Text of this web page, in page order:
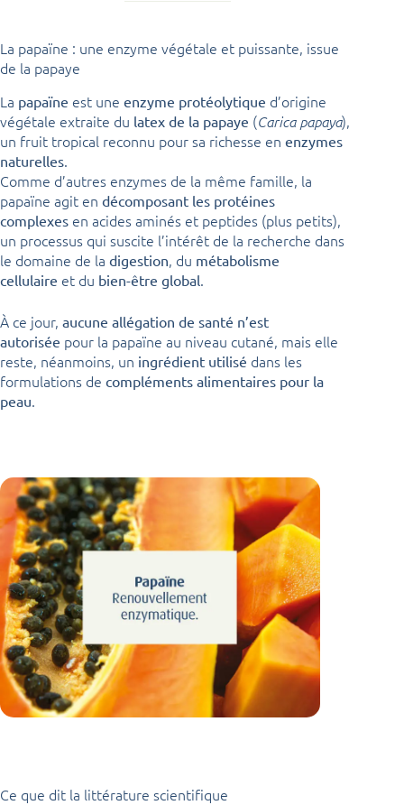
La papaïne : une enzyme végétale et puissante, issue
de la papaye
La papaïne est une enzyme protéolytique d’origine
végétale extraite du latex de la papaye (Carica papaya),
un fruit tropical reconnu pour sa richesse en enzymes
naturelles.
Comme d’autres enzymes de la même famille, la
papaïne agit en décomposant les protéines
complexes en acides aminés et peptides (plus petits),
un processus qui suscite l’intérêt de la recherche dans
le domaine de la digestion, du métabolisme
cellulaire et du bien-être global.
À ce jour, aucune allégation de santé n’est
autorisée pour la papaïne au niveau cutané, mais elle
reste, néanmoins, un ingrédient utilisé dans les
formulations de compléments alimentaires pour la
peau.
Ce que dit la littérature scientifique